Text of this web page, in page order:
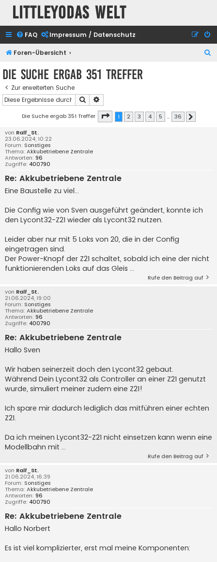
Littleyodas Welt
FAQ Impressum / Datenschutz
Foren-Übersicht
Die Suche ergab 351 Treffer
Zur erweiterten Suche
Suche
Die Suche ergab 351 Treffer Seite von36
1 2 3 4 5 … 36
von Ralf_St.
23.06.2024, 10:22
Forum: Sonstiges
Thema: Akkubetriebene Zentrale
Antworten: 96
Zugriffe: 400790
Re: Akkubetriebene Zentrale
Eine Baustelle zu viel...
Die Config wie von Sven ausgeführt geändert, konnte ich
den Lycont32-Z21 wieder als Lycont32 nutzen.
Leider aber nur mit 5 Loks von 20, die in der Config
eingetragen sind.
Der Power-Knopf der Z21 schaltet, sobald ich eine der nicht
funktionierenden Loks auf das Gleis ...
Rufe den Beitrag auf
von Ralf_St.
21.06.2024, 19:00
Forum: Sonstiges
Thema: Akkubetriebene Zentrale
Antworten: 96
Zugriffe: 400790
Re: Akkubetriebene Zentrale
Hallo Sven
Wir haben seinerzeit doch den Lycont32 gebaut.
Während Dein Lycont32 als Controller an einer Z21 genutzt
wurde, simuliert meiner zudem eine Z21!
Ich spare mir dadurch lediglich das mitführen einer echten
Z21.
Da ich meinen Lycont32-Z21 nicht einsetzen kann wenn eine
Modellbahn mit ...
Rufe den Beitrag auf
von Ralf_St.
21.06.2024, 16:39
Forum: Sonstiges
Thema: Akkubetriebene Zentrale
Antworten: 96
Zugriffe: 400790
Re: Akkubetriebene Zentrale
Hallo Norbert
Es ist viel komplizierter, erst mal meine Komponenten: